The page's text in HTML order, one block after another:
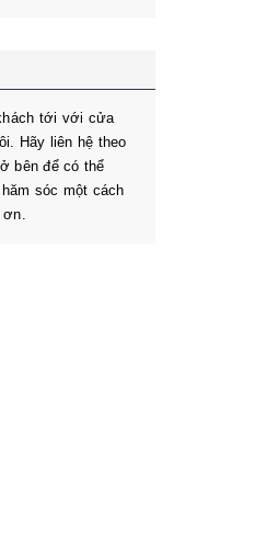
tới với cửa
Hãy liên hệ theo
bên để có thể
sóc một cách
ơn.